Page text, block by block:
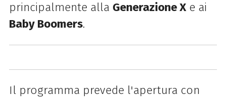
principalmente alla Generazione Xe ai
Baby Boomers.
Il programma prevede l'apertura con